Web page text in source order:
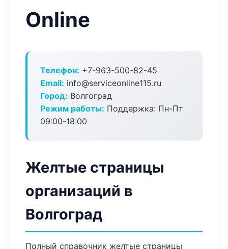
Online
Телефон: +7-963-500-82-45
Email: info@serviceonline115.ru
Город: Волгоград
Режим работы: Поддержка: Пн-Пт
09:00-18:00
Желтые страницы
организаций в
Волгоград
Полный справочник желтые страницы